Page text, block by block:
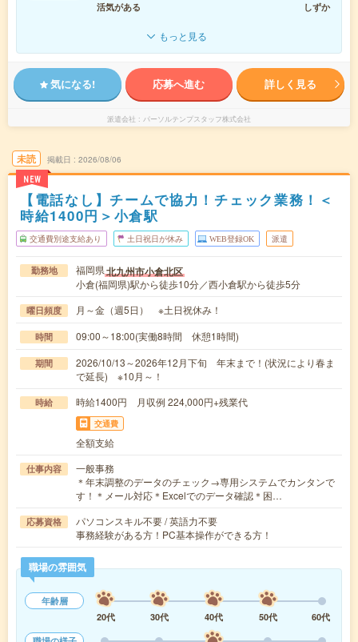
活気がある
しずか
もっと見る
気になる! 応募へ進む 詳しく見る
派遣会社 パーソルテンプスタッフ株式会社
未読
NEW
掲載日 2026/08/06
【電話なし】チームで協力！チェック業務！＜
時給1400円＞小倉駅
交通費別途支給あり 土日祝日が休み WEB登録OK 派遣
勤務地 福岡県北九州市小倉北区
小倉(福岡県)駅から徒歩10分／西小倉駅から徒歩5分
曜日頻度 月～金（週5日） ※土日祝休み！
時間 09:00～18:00(実働8時間 休憩1時間)
期間
2026/10/13～2026年12月下旬 年末まで！(状況により春ま
で延長) ※10月～！
時給 時給1400円 月収例 224,000円+残業代
交通費
全額支給
仕事内容
一般事務
＊年末調整のデータのチェック→専用システムでカンタンで
す！＊メール対応＊Excelでのデータ確認＊困…
応募資格
パソコンスキル不要 / 英語力不要
事務経験がある方！PC基本操作ができる方！
職場の雰囲気
年齢層
20代
30代 40代 50代
60代